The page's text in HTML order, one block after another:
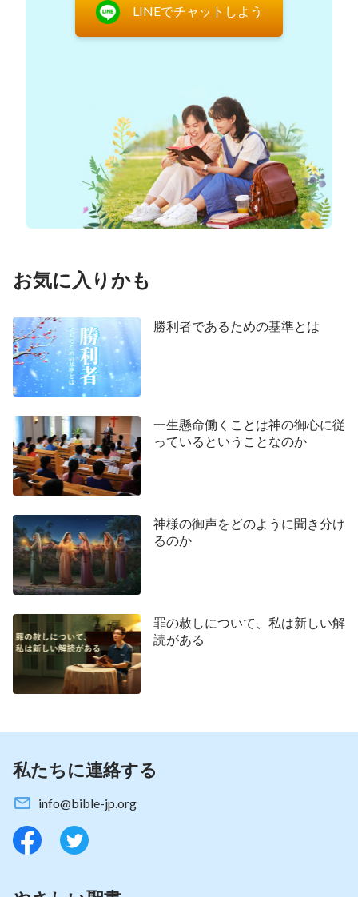
戒律に従うように導かず、それぞれの勝手な道を歩
んだために、神の憎しみと怒りをかってしまったこ
主に反対し、主を非難したことで聖霊の働きの流れ
から排除されてしまったことがあります。これが、
神殿が最終的に家畜を販売し、お金を両替する場へ
と化してしまった理由です。今日の宗教界が荒んだ
状態にある理由もこれと同じです。考慮すべき点の
1つとして、牧師と長老たちは、信者たちが真理を
するよう導いておらず、むしろ信者を自分たちの前
に導こうとして聖書の知識と神学理論を解釈するこ
とにしか注目していないということがあります。こ
の結果、信者たちは主を信じていても、主を知ら
ず、主に抵抗してしまう信者となっています。もう
1つの点は、神が新しい働きをするために受肉さ
羊の足跡をたどり、神の御言葉の裁きと清めを受け
る人のみが聖霊の働きを受けられるのです。世の終
わりの神の働きを受け入れない人々は聖霊の働きの
流れから排除されてしまうのです。」この言葉を聞
いた私は突然光が見えて教会が荒んだ状態にある原
因を理解しました。その後、張兄弟は主が再臨され
る方法についても交流し、主の再臨の預言は既に成
就しており、人間を裁き、清める働きをするために
700万の御言葉を表された主イエス様の再臨、すな
わち肉となられた他でもない全能神を目撃したと言
ったのです。これらの交流はとても素晴らしく聞こ
え、私は大いに霊的な備えを得ました。私は長年主
いたことはありませんでした。この説教は教会の牧
れを慎重に聞く必要があります。
そして、張兄弟は私とこのように交流してくれま
した：「私たちは皆、主を信仰してはいますが、そ
れでも罪を頻繁に犯さずにはいられなくて、罪の中
LINEでチャットしよう
お気に入りかも
勝利者であるための基準とは
一生懸命働くことは神の御心に従
っているということなのか
神様の御声をどのように聞き分け
るのか
罪の赦しについて、私は新しい解
読がある
私たちに連絡する
info@bible-jp.org